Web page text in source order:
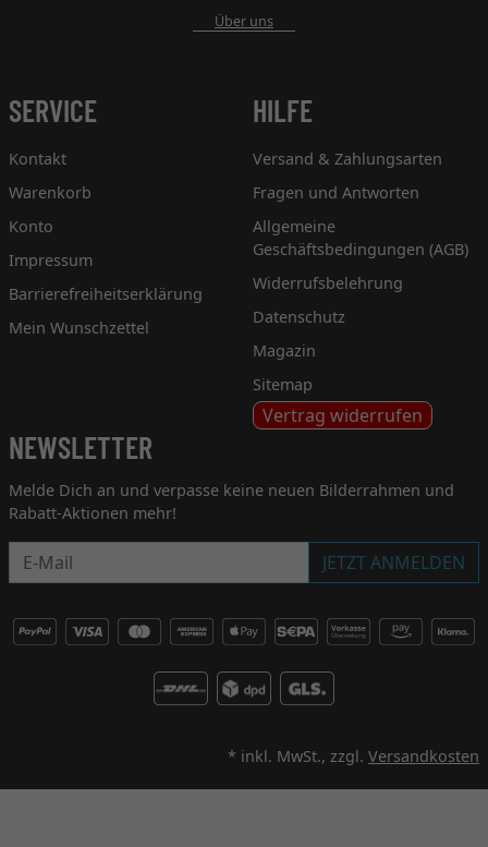
Über uns
SERVICE
Kontakt
Warenkorb
Konto
Impressum
Barrierefreiheitserklärung
Mein Wunschzettel
HILFE
Versand & Zahlungsarten
Fragen und Antworten
Allgemeine
Geschäftsbedingungen (AGB)
Widerrufsbelehrung
Datenschutz
Magazin
Sitemap
Vertrag widerrufen
NEWSLETTER
Melde Dich an und verpasse keine neuen Bilderrahmen und
Rabatt-Aktionen mehr!
Newsletter
JETZT ANMELDEN
* inkl. MwSt., zzgl. Versandkosten